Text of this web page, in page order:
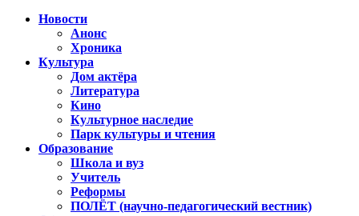
Новости
Анонс
Хроника
Культура
Дом актёра
Литература
Кино
Культурное наследие
Парк культуры и чтения
Образование
Школа и вуз
Учитель
Реформы
ПОЛЁТ (научно-педагогический вестник)